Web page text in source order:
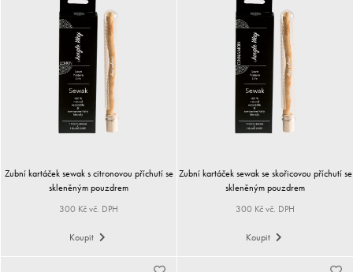
Zubní kartáček sewak s citronovou příchutí se
skleněným pouzdrem
300 Kč vč. DPH
Koupit
Zubní kartáček sewak se skořicovou příchutí se
skleněným pouzdrem
300 Kč vč. DPH
Koupit